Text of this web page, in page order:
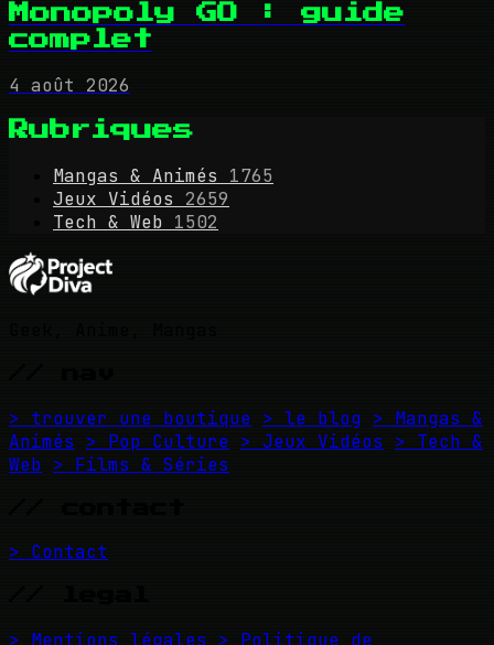
Monopoly GO : guide
complet
4 août 2026
Rubriques
Mangas & Animés
1765
Jeux Vidéos
2659
Tech & Web 1502
> trouver une boutique > le blog > Mangas &
Animés
> Pop Culture > Jeux Vidéos
> Tech &
Web > Films & Séries
> Contact
> Mentions légales > Politique de